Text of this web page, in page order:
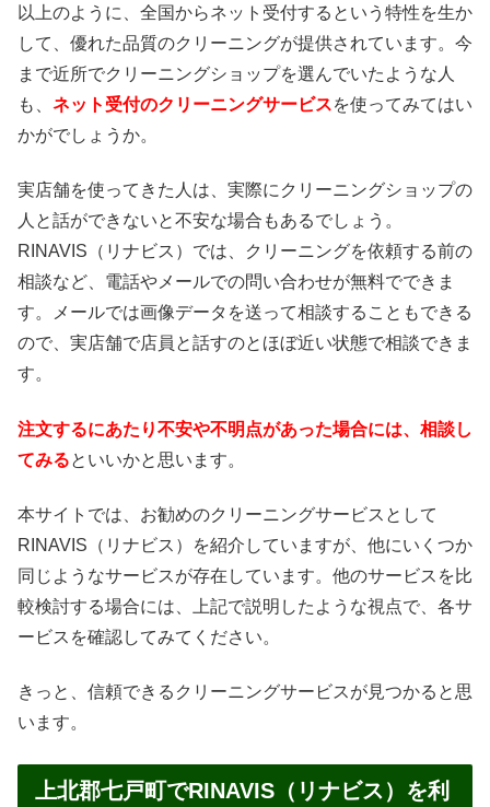
以上のように、全国からネット受付するという特性を生か
して、優れた品質のクリーニングが提供されています。今
まで近所でクリーニングショップを選んでいたような人
も、 ネット受付のクリーニングサービスを使ってみてはい
かがでしょうか。
実店舗を使ってきた人は、実際にクリーニングショップの
人と話ができないと不安な場合もあるでしょう。
RINAVIS（リナビス）では、クリーニングを依頼する前の
相談など、電話やメールでの問い合わせが無料でできま
す。メールでは画像データを送って相談することもできる
ので、実店舗で店員と話すのとほぼ近い状態で相談できま
す。
注文するにあたり不安や不明点があった場合には、相談し
てみるといいかと思います。
本サイトでは、お勧めのクリーニングサービスとして
RINAVIS（リナビス）を紹介していますが、他にいくつか
同じようなサービスが存在しています。他のサービスを比
較検討する場合には、上記で説明したような視点で、各サ
ービスを確認してみてください。
きっと、信頼できるクリーニングサービスが見つかると思
います。
上北郡七戸町でRINAVIS（リナビス）を利